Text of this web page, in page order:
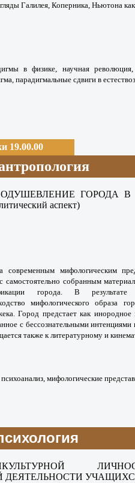
Галилея, Коперника, Ньютона
в физике, научная
парадигмальные сдвиги в
19.00.00
ГОРОДА
аспект)
современным мифологическим
самостоятельно собранным
города. В
мифологического образа
Город предстает как инородное
с бессознательными
также к литературному и
мифологические
ДЕЯТЕЛЬНОСТИ